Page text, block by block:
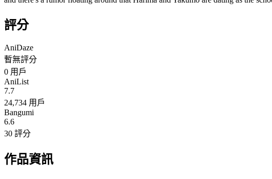
評分
AniDaze
暫無評分
0 用戶
AniList
7.7
24,734 用戶
Bangumi
6.6
30 評分
作品資訊